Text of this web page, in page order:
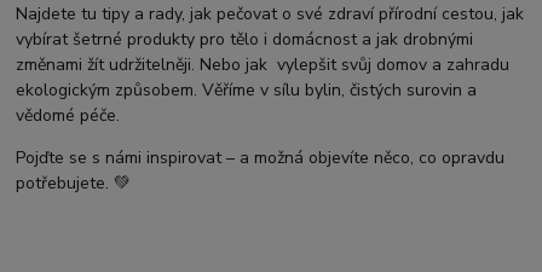
Mastná pokožka hlavy a lupy
Svědění pokožky hlavy
Kvasinky a lupy
diadnostické testy
měření moči
hodnota pH kyselý zásaditý
neutrální
měření pH
Najdete tu tipy a rady, jak pečovat o své zdraví přírodní cestou, jak
vybírat šetrné produkty pro tělo i domácnost a jak drobnými
změnami žít udržitelněji. Nebo jak vylepšit svůj domov a zahradu
ekologickým způsobem. Věříme v sílu bylin, čistých surovin a
vědomé péče.
Pojďte se s námi inspirovat – a možná objevíte něco, co opravdu
potřebujete. 💚